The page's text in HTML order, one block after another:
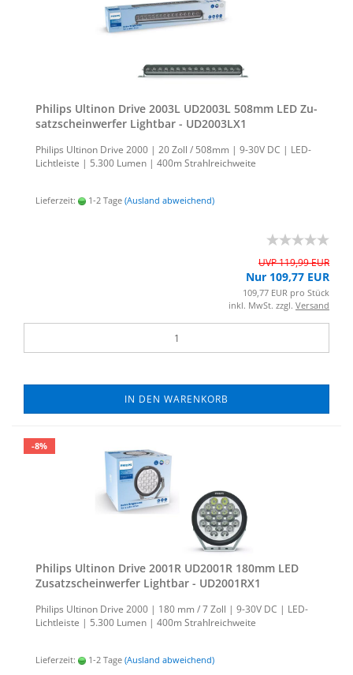
Phil­ips Ul­ti­non Drive 2003L UD2003L 508mm LED Zu­
satz­schein­wer­fer Light­bar - UD2003LX1
Phil­ips Ul­ti­non Drive 2000 | 20 Zoll / 508mm | 9-30V DC | LED-​
Lichtleiste | 5.300 Lumen | 400m Strahl­reich­wei­te
Lieferzeit: 1-2 Tage (Ausland abweichend)
UVP 119,99 EUR
Nur 109,77 EUR
109,77 EUR pro Stück
inkl. MwSt. zzgl. Versand
IN DEN WARENKORB
-8%
Phil­ips Ul­ti­non Drive 2001R UD2001R 180mm LED
Zu­satz­schein­wer­fer Light­bar - UD2001RX1
Phil­ips Ul­ti­non Drive 2000 | 180 mm / 7 Zoll | 9-30V DC | LED-​
Lichtleiste | 5.300 Lumen | 400m Strahl­reich­wei­te
Lieferzeit: 1-2 Tage (Ausland abweichend)